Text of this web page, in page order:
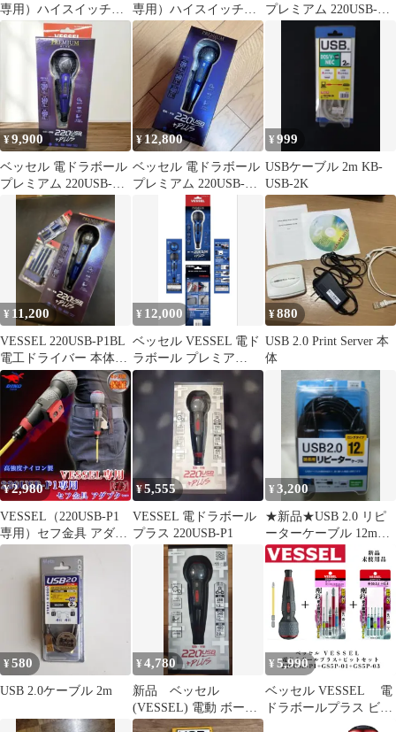
専用）ハイスイッチキ
ット
専用）ハイスイッチキ
ット
プレミアム 220USB-
P1GR 限定色 グレー
¥9,900
ベッセル 電ドラボール
プレミアム 220USB-
P1BL 限定色 ブルー②
¥12,800
ベッセル 電ドラボール
プレミアム 220USB-
P1BL 限定色 ブルー
¥999
USBケーブル 2m KB-
USB-2K
¥ 11,200
VESSEL 220USB-P1BL
電工ドライバー 本体
プレミアム ブルー
¥ 12,000
ベッセル VESSEL 電ド
ラボール プレミア
220USB-P1BL 限定ブル
ー
¥880
USB 2.0 Print Server 本
体
¥2,980
VESSEL（220USB-P1
専用）セフ金具 アダプ
ター【赤】
¥5,555
VESSEL 電ドラボール
プラス 220USB-P1
¥3,200
★新品★USB 2.0 リピ
ーターケーブル 12m延
長 KB-USB-R212N
¥580
USB 2.0ケーブル 2m
¥4,780
新品 ベッセル
(VESSEL) 電動 ボール
グリップ 220USB +
¥ 5,990
ベッセル VESSEL 電
ドラボールプラス ビッ